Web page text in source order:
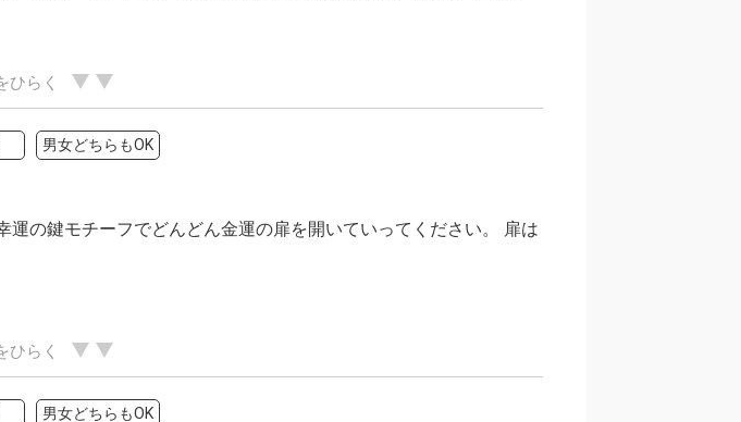
ひらく
男女どちらもOK
運の鍵モチーフでどんどん金運の扉を開いていってください。 扉は
ひらく
男女どちらもOK